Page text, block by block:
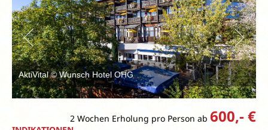
AktiVital © Wunsch Hotel OHG
2 Wochen Erholung pro Person ab 600,- €